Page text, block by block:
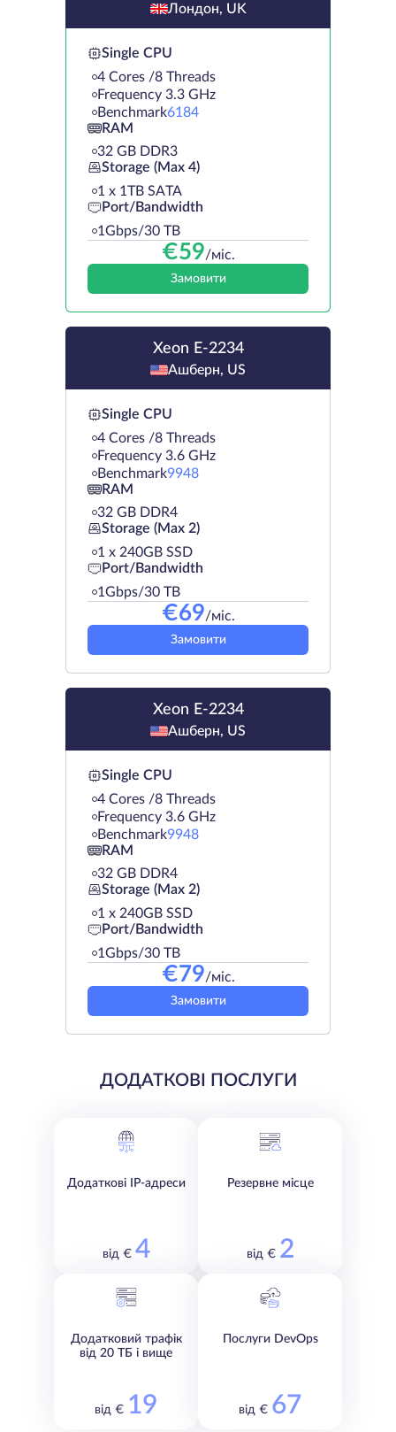
Лондон, UK
Single CPU
4 Cores /8 Threads
Frequency 3.3 GHz
Benchmark6184
RAM
32 GB DDR3
Storage (Max 4)
1 х 1TB SATA
Port/Bandwidth
1Gbps/30 TB
€59/міс.
Замовити
Xeon E-2234
Ашберн, US
Single CPU
4 Cores /8 Threads
Frequency 3.6 GHz
Benchmark9948
RAM
32 GB DDR4
Storage (Max 2)
1 х 240GB SSD
Port/Bandwidth
1Gbps/30 TB
€69/міс.
Замовити
Xeon E-2234
Ашберн, US
Single CPU
4 Cores /8 Threads
Frequency 3.6 GHz
Benchmark9948
RAM
32 GB DDR4
Storage (Max 2)
1 х 240GB SSD
Port/Bandwidth
1Gbps/30 TB
€79/міс.
Замовити
ДОДАТКОВІ ПОСЛУГИ
Додаткові IP-адреси
від € 4
Резервне місце
від € 2
Додатковий трафік
від 20 ТБ і вище
від € 19
Послуги DevOps
від € 67